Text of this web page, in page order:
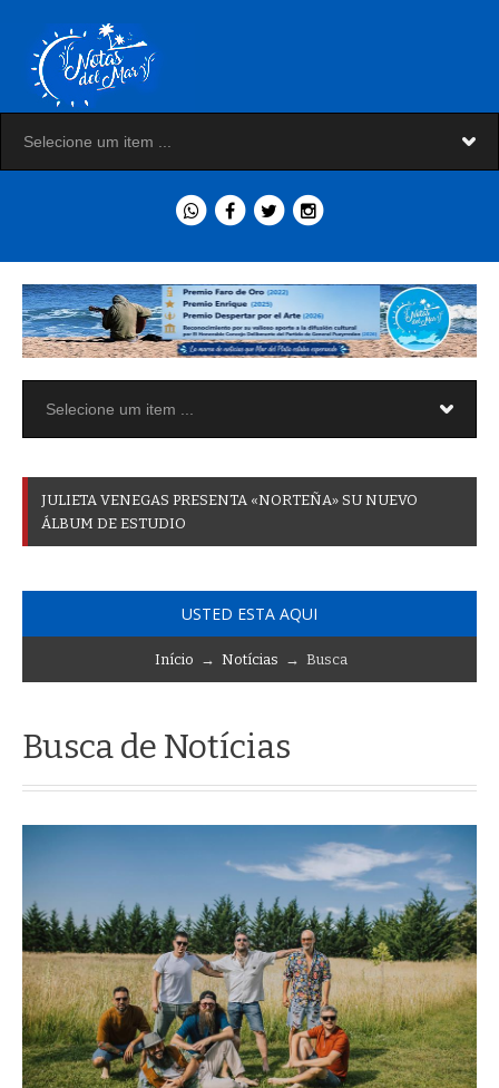
JULIETA VENEGAS PRESENTA «NORTEÑA» SU NUEVO
ÁLBUM DE ESTUDIO
USTED ESTA AQUI
Início → Notícias → Busca
Busca de Notícias